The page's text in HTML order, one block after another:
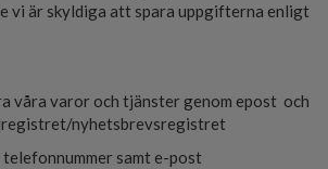
vi är skyldiga att spara uppgifterna enligt
våra varor och tjänster genom epost och
nyhetsbrevsregistret
telefonnummer samt e-post